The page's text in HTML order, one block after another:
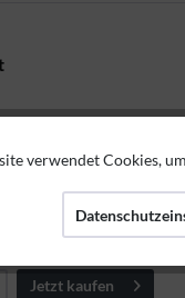
Jetzt kaufen
verwendet Cookies,